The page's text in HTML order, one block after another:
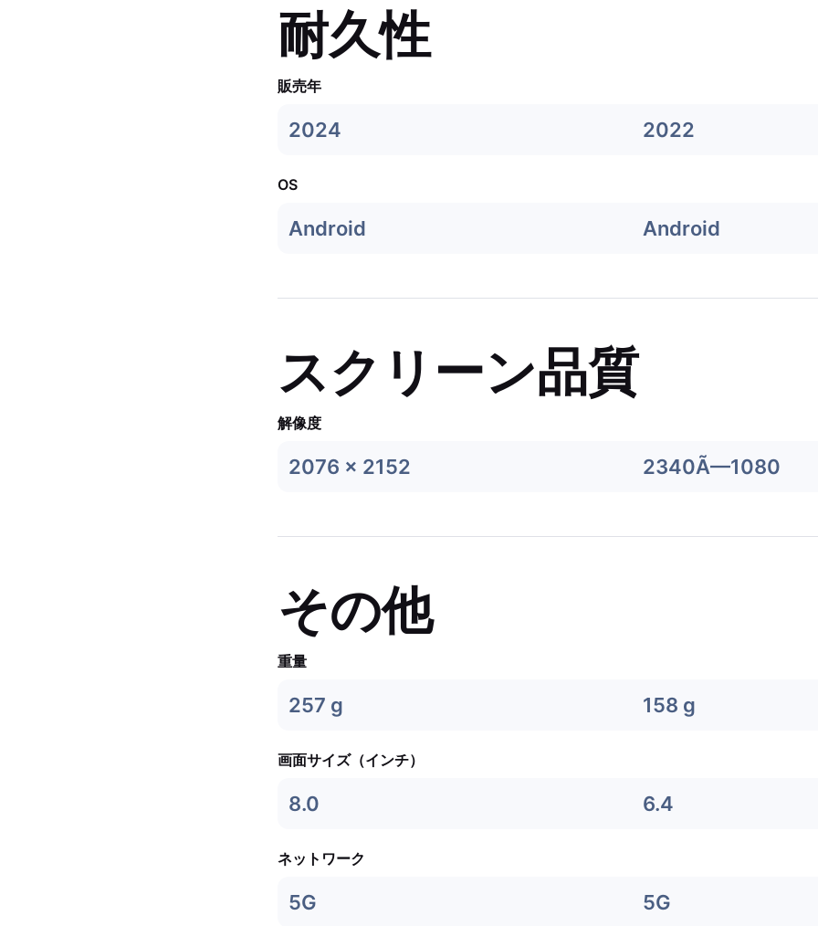
耐久性
販売年
2024 2022
OS
Android Android
スクリーン品質
解像度
2076 x 2152 2340Ã—1080
その他
重量
257 g 158 g
画面サイズ（インチ）
8.0 6.4
ネットワーク
5G 5G